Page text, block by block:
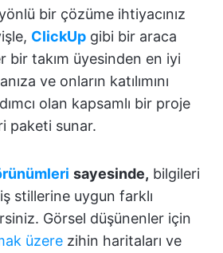
bir çözüme ihtiyacınız
ClickUp gibi bir araca
bir takım üyesinden en iyi
ve onların katılımını
olan kapsamlı bir proje
paketi sunar.
sayesinde, bilgileri
stillerine uygun farklı
Görsel düşünenler için
üzere zihin haritaları ve